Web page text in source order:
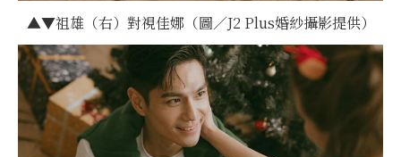
▲▼祖雄（右）對視佳娜（圖／J2 Plus婚紗攝影提供）